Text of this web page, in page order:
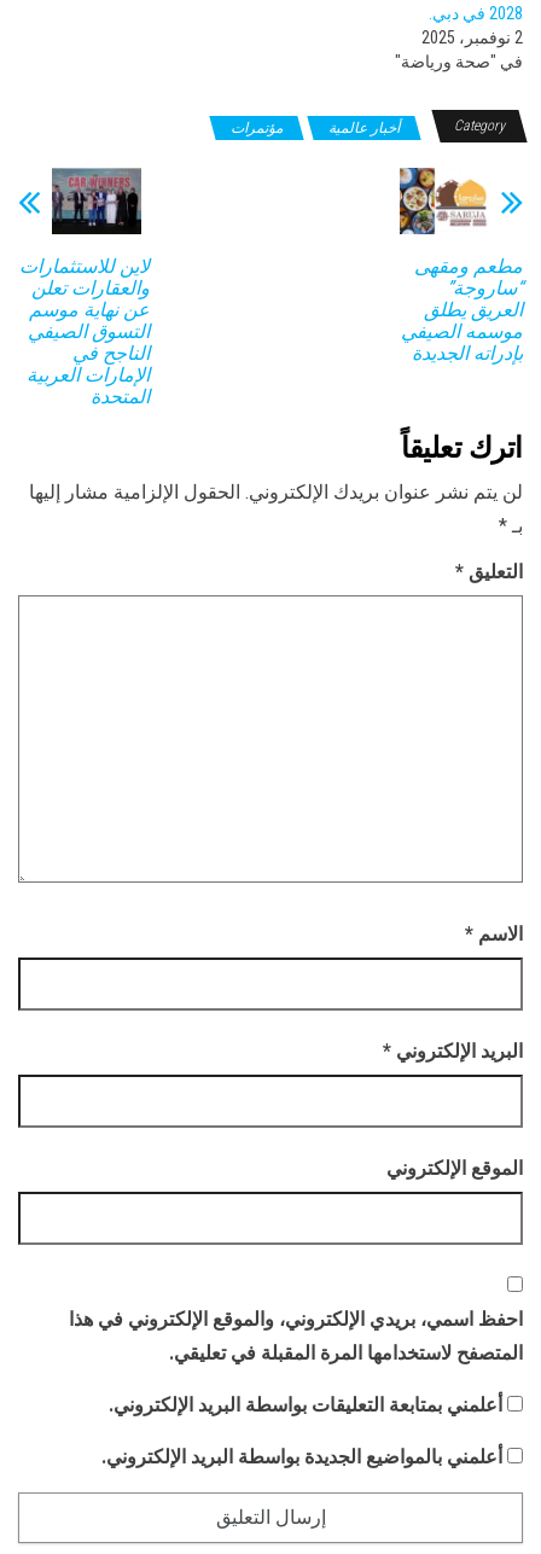
2028 في دبي.
2 نوفمبر، 2025
في "صحة ورياضة"
Category أخبار عالمية مؤتمرات
لاين للاستثمارات
والعقارات تعلن
عن نهاية موسم
التسوق الصيفي
الناجح في
الإمارات العربية
المتحدة
مطعم ومقهى
“ساروجة”
العريق يطلق
موسمه الصيفي
بإدراته الجديدة
اترك تعليقاً
لن يتم نشر عنوان بريدك الإلكتروني. الحقول الإلزامية مشار إليها
بـ*
التعليق *
الاسم *
البريد الإلكتروني *
الموقع الإلكتروني
احفظ اسمي، بريدي الإلكتروني، والموقع الإلكتروني في هذا
المتصفح لاستخدامها المرة المقبلة في تعليقي.
أعلمني بمتابعة التعليقات بواسطة البريد الإلكتروني.
أعلمني بالمواضيع الجديدة بواسطة البريد الإلكتروني.